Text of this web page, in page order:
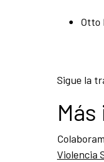
Otto
Sigue la
Violencia